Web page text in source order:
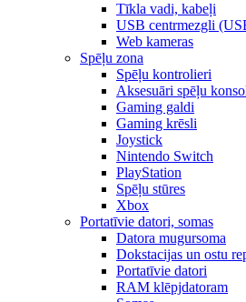
Tīkla vadi, kabeļi
USB centrmezgli
Web kameras
Spēļu zona
Spēļu kontrolieri
Aksesuāri spēļu
Gaming galdi
Gaming krēsli
Joystick
Nintendo Switch
PlayStation
Spēļu stūres
Xbox
Portatīvie datori, somas
Datora mugursoma
Dokstacijas un ostu
Portatīvie datori
RAM klēpjdatoram